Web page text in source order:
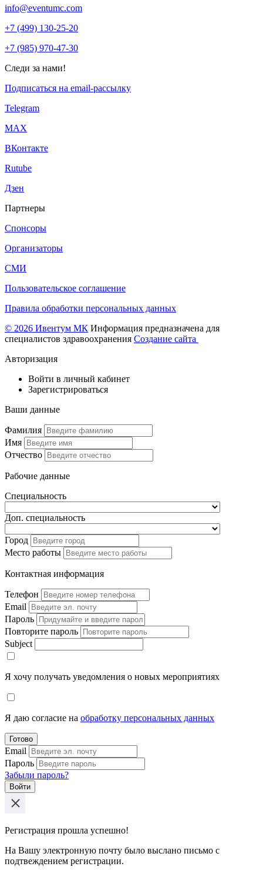
info@eventumc.com
+7 (499) 130-25-20
+7 (985) 970-47-30
Следи за нами!
Подписаться на email-рассылку
Telegram
МАХ
ВКонтакте
Rutube
Дзен
Партнеры
Спонсоры
Организаторы
СМИ
Пользовательское соглашение
Правила обработки персональных данных
© 2026 Ивентум МК Информация предназначена для
специалистов здравоохранения Создание сайта
Авторизация
Войти в личный кабинет
Зарегистрироваться
Ваши данные
Фамилия
Имя
Отчество
Рабочие данные
Специальность
Доп. специальность
Город
Место работы
Контактная информация
Телефон
Email
Пароль
Повторите пароль
Subject
Я хочу получать уведомления о новых мероприятиях
Я даю согласие на обработку персональных данных
Готово
Email
Пароль
Забыли пароль?
Войти
Регистрация прошла успешно!
На Вашу электронную почту было выслано письмо с
подтвеждением регистрации.